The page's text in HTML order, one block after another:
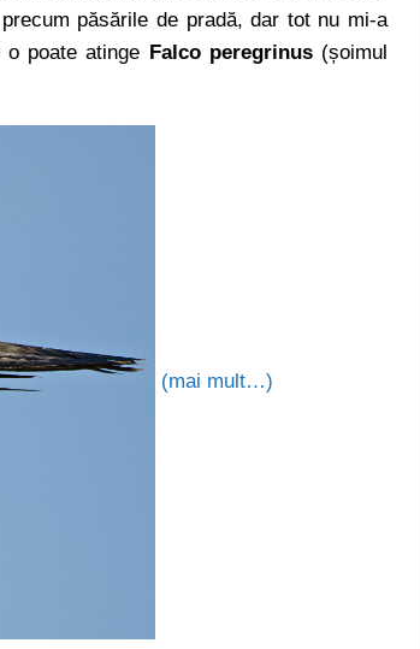
păsările de pradă, dar tot nu mi-a
poate atinge Falco peregrinus(șoimul
(mai mult…)